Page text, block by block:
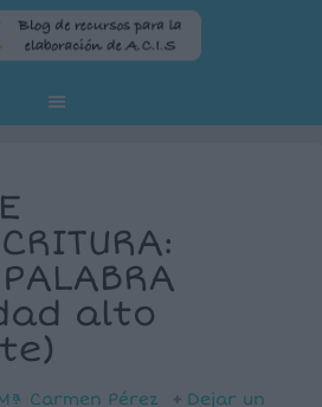
alto
Carmen Pérez
Dejar un